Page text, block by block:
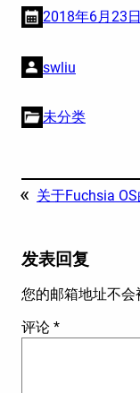
2018年6月23日
swliu
未分类
« 关于Fuchsia
发表回复
您的邮箱地址不会
评论 *